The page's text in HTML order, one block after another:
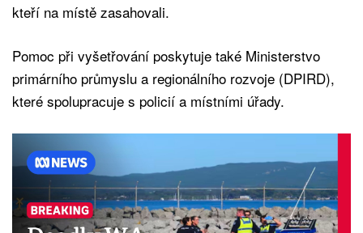
kteří na místě zasahovali.
Pomoc při vyšetřování poskytuje také Ministerstvo
primárního průmyslu a regionálního rozvoje (DPIRD),
které spolupracuje s policií a místními úřady.